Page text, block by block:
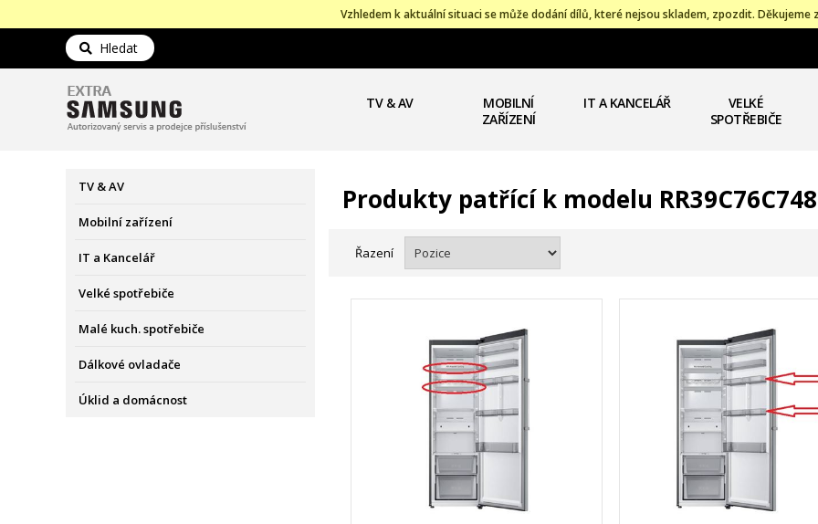
Vzhledem k aktuální situaci se může dodání dílů, které nejsou skladem, zpozdit. Děkujeme
Hledat
TV & AV
MOBILNÍ
ZAŘÍZENÍ
IT A KANCELÁŘ
VELKÉ
SPOTŘEBIČE
TV & AV
Mobilní zařízení
IT a Kancelář
Velké spotřebiče
Malé kuch. spotřebiče
Dálkové ovladače
Úklid a domácnost
Produkty patřící k modelu RR39C76C748
Řazení